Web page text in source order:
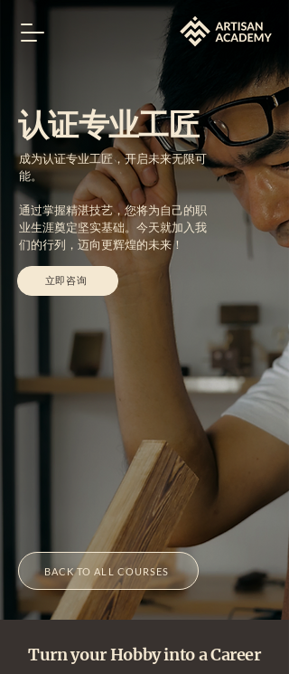
认证专业工匠
成为认证专业工匠，开启未来无限可
能。
通过掌握精湛技艺，您将为自己的职
业生涯奠定坚实基础。今天就加入我
们的行列，迈向更辉煌的未来！
立即咨询
BACK TO ALL COURSES
Turn your Hobby into a Career